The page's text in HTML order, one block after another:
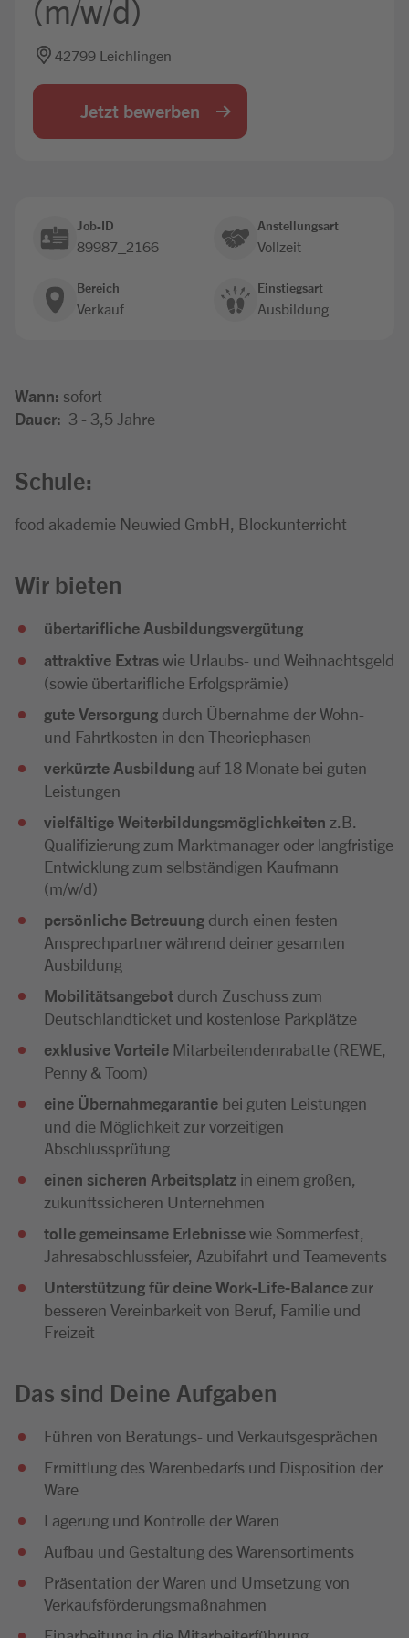
(m/w/d)
42799 Leichlingen
Jetzt bewerben
Job-ID
89987_2166
Anstellungsart
Vollzeit
Bereich
Verkauf
Einstiegsart
Ausbildung
Wann: sofort
Dauer: 3 - 3,5 Jahre
Schule:
food akademie Neuwied GmbH, Blockunterricht
Wir bieten
übertarifliche Ausbildungsvergütung
attraktive Extraswie Urlaubs- und Weihnachtsgeld
(sowie übertarifliche Erfolgsprämie)
gute Versorgung durch Übernahme der Wohn-
und Fahrtkosten in den Theoriephasen
verkürzte Ausbildung auf 18 Monate bei guten
Leistungen
vielfältige Weiterbildungsmöglichkeiten z.B.
Qualifizierung zum Marktmanager oder langfristige
Entwicklung zum selbständigen Kaufmann
(m/w/d)
persönliche Betreuung durch einen festen
Ansprechpartner während deiner gesamten
Ausbildung
Mobilitätsangebot durch Zuschuss zum
Deutschlandticket und kostenlose Parkplätze
exklusive Vorteile Mitarbeitendenrabatte (REWE,
Penny & Toom)
eine Übernahmegarantie bei guten Leistungen
und die Möglichkeit zur vorzeitigen
Abschlussprüfung
einen sicheren Arbeitsplatz in einem großen,
zukunftssicheren Unternehmen
tolle gemeinsame Erlebnissewie Sommerfest,
Jahresabschlussfeier, Azubifahrt und Teamevents
Unterstützung für deine Work-Life-Balance zur
besseren Vereinbarkeit von Beruf, Familie und
Freizeit
Das sind Deine Aufgaben
Führen von Beratungs- und Verkaufsgesprächen
Ermittlung des Warenbedarfs und Disposition der
Ware
Lagerung und Kontrolle der Waren
Aufbau und Gestaltung des Warensortiments
Präsentation der Waren und Umsetzung von
Verkaufsförderungsmaßnahmen